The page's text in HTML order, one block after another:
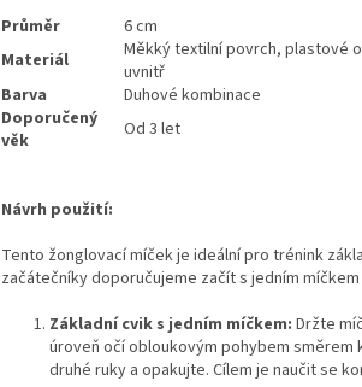
Průměr
6 cm
Materiál
Měkký textilní povrch, plastové
uvnitř
Barva
Duhové kombinace
Doporučený
věk
Od 3 let
Návrh použití:
Tento žonglovací míček je ideální pro trénink
začátečníky doporučujeme začít s jedním
Základní cvik s jedním míčkem: Držte
úroveň očí obloukovým pohybem směrem
druhé ruky a opakujte. Cílem je naučit se